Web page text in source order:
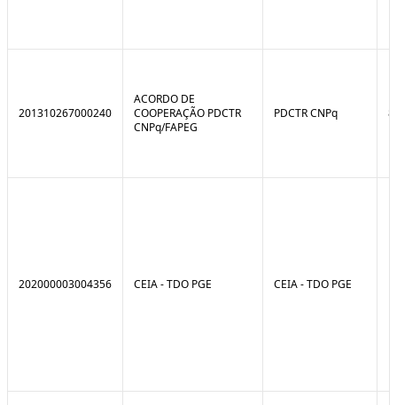
201310267000240
ACORDO DE
COOPERAÇÃO PDCTR
CNPq/FAPEG
PDCTR CNPq
202000003004356 CEIA - TDO PGE CEIA - TDO PGE